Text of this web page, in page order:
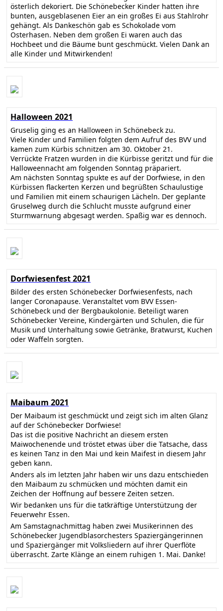
österlich dekoriert. Die Schönebecker Kinder hatten ihre
bunten, ausgeblasenen Eier an ein großes Ei aus Stahlrohr
gehängt. Als Dankeschön gab es Schokolade vom
Osterhasen. Neben dem großen Ei waren auch das
Hochbeet und die Bäume bunt geschmückt. Vielen Dank an
alle Kinder und Mitwirkenden!
Halloween 2021
Gruselig ging es an Halloween in Schönebeck zu.
Viele Kinder und Familien folgten dem Aufruf des BVV und
kamen zum Kürbis schnitzen am 30. Oktober 21.
Verrückte Fratzen wurden in die Kürbisse geritzt und für die
Halloweennacht am folgenden Sonntag präpariert.
Am nächsten Sonntag spukte es auf der Dorfwiese, in den
Kürbissen flackerten Kerzen und begrüßten Schaulustige
und Familien mit einem schaurigen Lächeln. Der geplante
Gruselweg durch die Schlucht musste aufgrund einer
Sturmwarnung abgesagt werden. Spaßig war es dennoch.
Dorfwiesenfest 2021
Bilder des ersten Schönebecker Dorfwiesenfests, nach
langer Coronapause. Veranstaltet vom BVV Essen-
Schönebeck und der Bergbaukolonie. Beteiligt waren
Schönebecker Vereine, Kindergärten und Schulen, die für
Musik und Unterhaltung sowie Getränke, Bratwurst, Kuchen
oder Waffeln sorgten.
Maibaum 2021
Der Maibaum ist geschmückt und zeigt sich im alten Glanz
auf der Schönebecker Dorfwiese!
Das ist die positive Nachricht an diesem ersten
Maiwochenende und tröstet etwas über die Tatsache, dass
es keinen Tanz in den Mai und kein Maifest in diesem Jahr
geben kann.
Anders als im letzten Jahr haben wir uns dazu entschieden
den Maibaum zu schmücken und möchten damit ein
Zeichen der Hoffnung auf bessere Zeiten setzen.
Wir bedanken uns für die tatkräftige Unterstützung der
Feuerwehr Essen.
Am Samstagnachmittag haben zwei Musikerinnen des
Schönebecker Jugendblasorchesters Spaziergängerinnen
und Spaziergänger mit Volksliedern auf ihrer Querflöte
überrascht. Zarte Klänge an einem ruhigen 1. Mai. Danke!